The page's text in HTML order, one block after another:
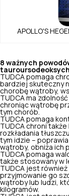
APOLLO'S
8 ważnych
TUDCA pomaga
bardziej skuteczny
chorobę wątroby,
TUDCA ma
chroniąc wątrobę
tym chorób.
TUDCA pomaga
TUDCA chroni
rozkładania
tym idzie –
wątroby, obniża ich
TUDCA pomaga
także stosowany w
TUDCA jest
przyjmowanie go
wątroby lub ludzi,
kilogramów.